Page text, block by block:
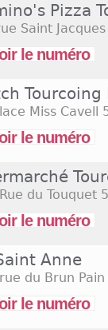
Pizza
Saint Jacques
le numéro
Tourcoing
Miss Cavell
le numéro
du Touquet
le numéro
Anne
du Brun Pain
le numéro